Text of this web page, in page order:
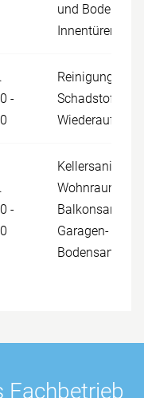
und
Innentüren)
-
Reinigung,
Wiederaufbau
-
Garagen- und
Fach­betrieb